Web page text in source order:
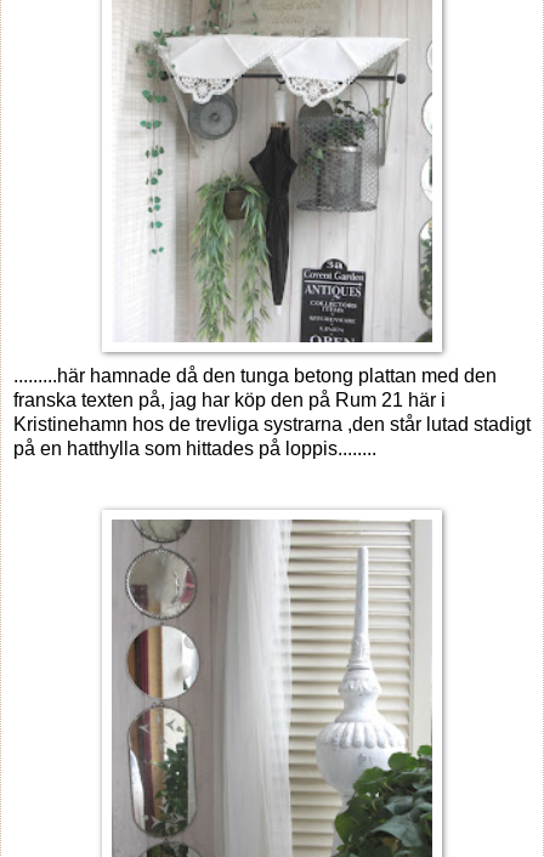
.........här hamnade då den tunga betong plattan med den
franska texten på, jag har köp den på Rum 21 här i
Kristinehamn hos de trevliga systrarna ,den står lutad stadigt
på en hatthylla som hittades på loppis........